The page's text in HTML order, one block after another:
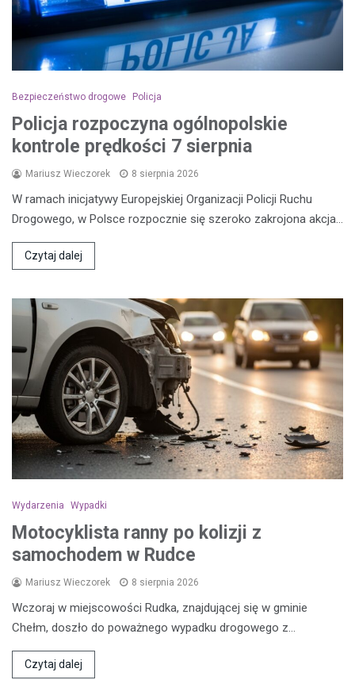
Bezpieczeństwo drogowe Policja
Policja rozpoczyna ogólnopolskie
kontrole prędkości 7 sierpnia
Mariusz Wieczorek 8 sierpnia 2026
W ramach inicjatywy Europejskiej Organizacji Policji Ruchu
Drogowego, w Polsce rozpocznie się szeroko zakrojona akcja…
Czytaj dalej
Wydarzenia Wypadki
Motocyklista ranny po kolizji z
samochodem w Rudce
Mariusz Wieczorek 8 sierpnia 2026
Wczoraj w miejscowości Rudka, znajdującej się w gminie
Chełm, doszło do poważnego wypadku drogowego z…
Czytaj dalej